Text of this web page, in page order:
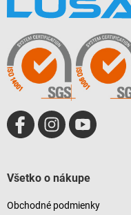
Všetko o nákupe
Obchodné podmienky